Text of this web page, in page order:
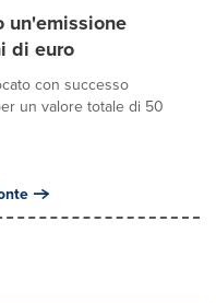
un'emissione
di euro
con successo
un valore totale di 50